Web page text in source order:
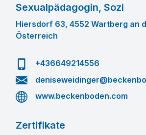
Sexualpädagogin, Sozi
Hiersdorf 63, 4552 Wartberg an
Österreich
+436649214556
www.beckenboden.com
Zertifikate